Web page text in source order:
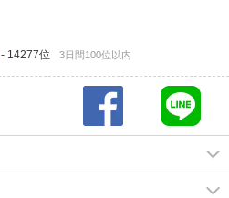
- 14277位 3日間100位以内